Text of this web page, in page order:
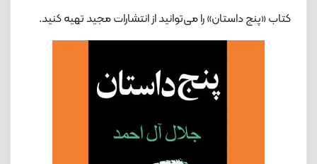
کتاب «پنج داستان» را می‌توانید از انتشارات مجید تهیه کنید.